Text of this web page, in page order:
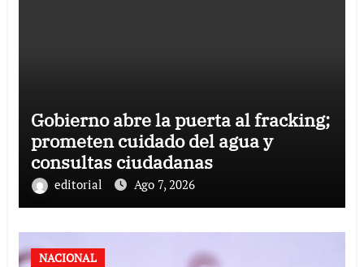
Gobierno abre la puerta al fracking;
prometen cuidado del agua y
consultas ciudadanas
editorial Ago 7, 2026
NACIONAL